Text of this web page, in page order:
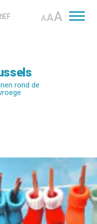
AAA
rond de